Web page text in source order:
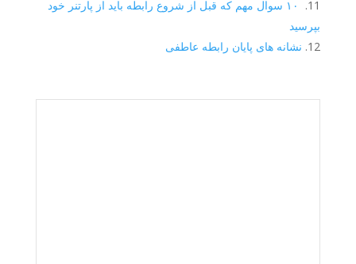
۱۰ سوال مهم که قبل از شروع رابطه باید از پارتنر خود
بپرسید
نشانه های پایان رابطه عاطفی